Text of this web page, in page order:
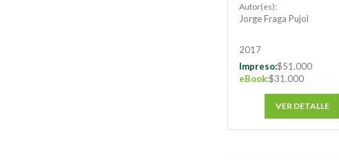
Autor(es):
Jorge Fraga Pujol
2017
Impreso:$51.000
eBook:$31.000
VER DETALLE